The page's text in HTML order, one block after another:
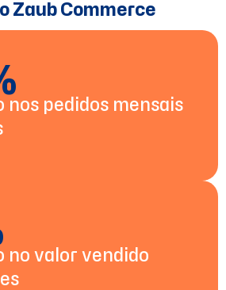
Zaub Commerce
nos pedidos mensais
no valor vendido